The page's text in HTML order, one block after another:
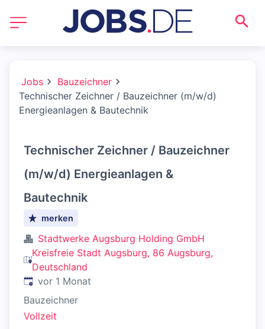
Jobs
Bauzeichner
Technischer Zeichner / Bauzeichner (m/w/d)
Energieanlagen & Bautechnik
Technischer Zeichner / Bauzeichner
(m/w/d) Energieanlagen &
Bautechnik
merken
Stadtwerke Augsburg Holding GmbH
Kreisfreie Stadt Augsburg, 86 Augsburg,
Deutschland
Veröffentlicht:
vor 1 Monat
Bauzeichner
Vollzeit